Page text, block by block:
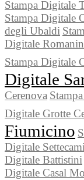
Stampa Digitale
Stampa Digitale
degli Ubaldi
Digitale
Stampa Digitale
Digitale
Cerenova
Digitale Grotte
Fiumicino
Digitale
Digitale Battistini
Digitale Casal